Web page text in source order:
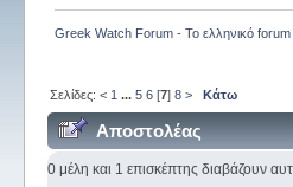
Greek Watch Forum - Το ελληνικό forum
Σελίδες: < 1 ... 5 6[7] 8 > Κάτω
Αποστολέας
0 μέλη και 1 επισκέπτης διαβάζουν